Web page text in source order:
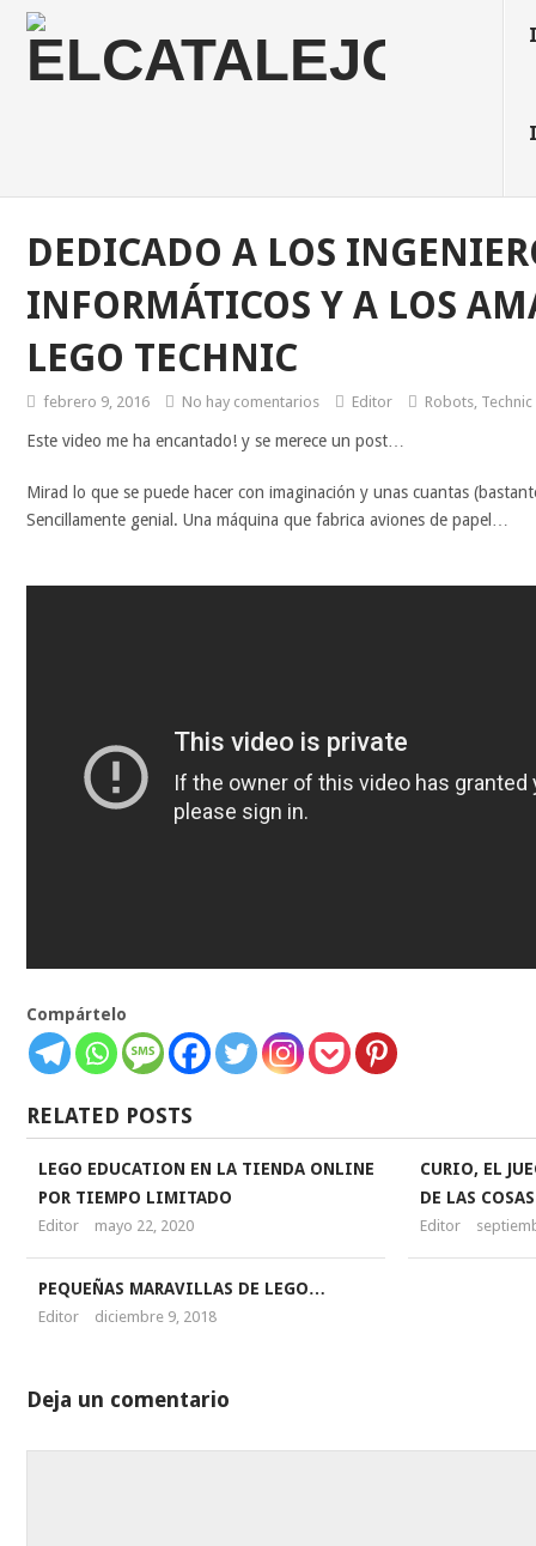
DEDICADO A LOS
INFORMÁTICOS Y A LOS
LEGO TECHNIC
febrero 9, 2016 No hay comentarios Editor Robots, Technic
Este video me ha encantado! y se merece un post…
Mirad lo que se puede hacer con imaginación y unas cuantas
Sencillamente genial. Una máquina que fabrica aviones de papel…
Compártelo
RELATED POSTS
LEGO EDUCATION EN LA TIENDA ONLINE
POR TIEMPO LIMITADO
Editor mayo 22, 2020
CURIO, EL
DE LAS
Editor
PEQUEÑAS MARAVILLAS DE LEGO…
Editor diciembre 9, 2018
Deja un comentario